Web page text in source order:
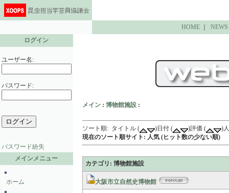
HOME ｜NEWS
ログイン
ユーザー名:
パスワード:
パスワード紛失
メインメニュー
ホーム
メイン : 博物館施設 :
ソート順: タイトル ( )日付 ( )評価 (
)
現在のソート順サイト: 人気 (ヒット数の少ない順)
カテゴリ: 博物館施設
大阪市立自然史博物館